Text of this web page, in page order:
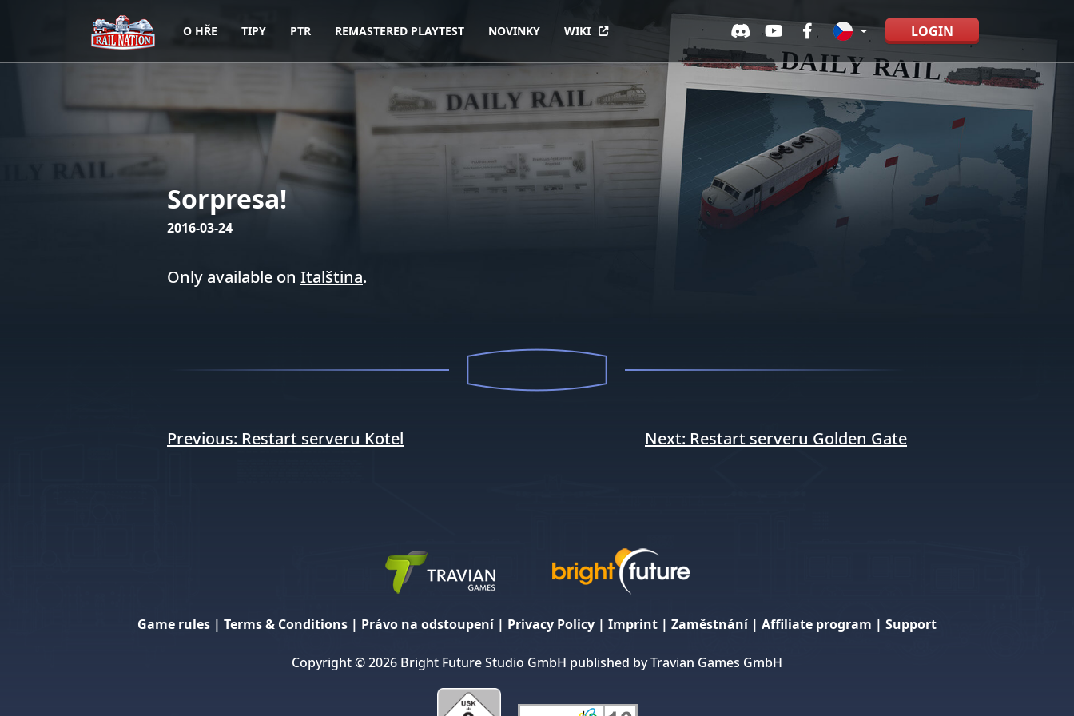
O HŘE TIPY PTR REMASTERED PLAYTEST NOVINKY WIKI LOGIN
Sorpresa!
2016-03-24
Only available on Italština.
Navigace
Previous: Restart serveru Kotel Next: Restart serveru Golden Gate
Game rules | Terms & Conditions | Právo na odstoupení| Privacy Policy | Imprint | Zaměstnání| Affiliate program | Support
Copyright © 2026 Bright Future Studio GmbH published by Travian Games GmbH